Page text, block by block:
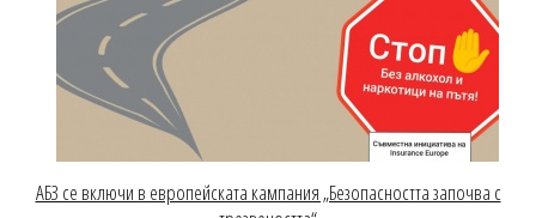
АБЗ се включи в европейската кампания „Безопасността започва с